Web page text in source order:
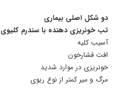
دو شکل اصلی بیماری
تب خونریزی دهنده با سندرم کلیوی
آسیب کلیه
افت فشارخون
خونریزی در موارد شدید
مرگ و میر کمتر از نوع ریوی